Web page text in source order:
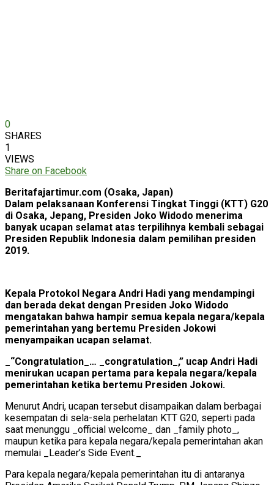
0
SHARES
1
VIEWS
Share on Facebook
Beritafajartimur.com (Osaka, Japan)
Dalam pelaksanaan Konferensi Tingkat Tinggi (KTT) G20
di Osaka, Jepang, Presiden Joko Widodo menerima
banyak ucapan selamat atas terpilihnya kembali sebagai
Presiden Republik Indonesia dalam pemilihan presiden
2019.
Kepala Protokol Negara Andri Hadi yang mendampingi
dan berada dekat dengan Presiden Joko Widodo
mengatakan bahwa hampir semua kepala negara/kepala
pemerintahan yang bertemu Presiden Jokowi
menyampaikan ucapan selamat.
_“Congratulation_… _congratulation_,” ucap Andri Hadi
menirukan ucapan pertama para kepala negara/kepala
pemerintahan ketika bertemu Presiden Jokowi.
Menurut Andri, ucapan tersebut disampaikan dalam berbagai
kesempatan di sela-sela perhelatan KTT G20, seperti pada
saat menunggu _official welcome_ dan _family photo_,
maupun ketika para kepala negara/kepala pemerintahan akan
memulai _Leader’s Side Event._
Para kepala negara/kepala pemerintahan itu di antaranya